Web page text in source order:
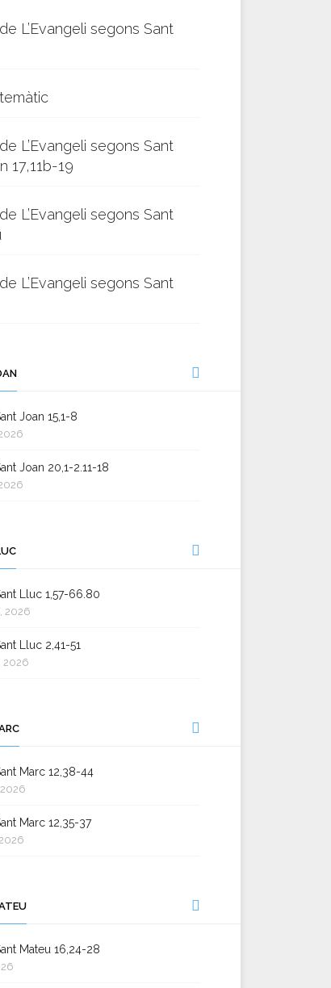
L’Evangeli segons Sant
L’Evangeli segons Sant
17,11b-19
L’Evangeli segons Sant
L’Evangeli segons Sant
Joan 15,1-8
Joan 20,1-2.11-18
Lluc 1,57-66.80
2026
Lluc 2,41-51
2026
Marc 12,38-44
Marc 12,35-37
Mateu 16,24-28